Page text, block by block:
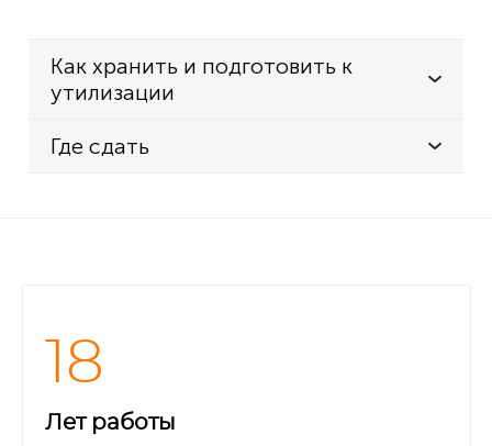
Как хранить и подготовить к
утилизации
Где сдать
18
Лет работы